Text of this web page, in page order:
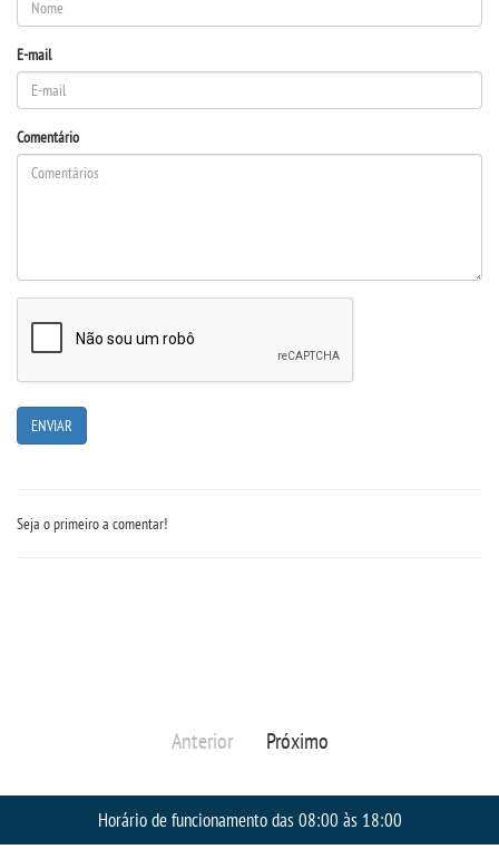
E-mail
Comentário
Seja o primeiro a comentar!
Anterior Próximo
Horário de funcionamento das 08:00 às 18:00